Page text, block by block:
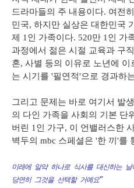
드라마들의 주 내용이다. 여전
민국, 하지만 실상은 대한민국
제 1인 가족이다. 520만 1인 가
과정에서 젊은 시절 교육과 구
혼, 사별 등의 이유로 노년에
는 시기를 '필연적'으로 경과하
그리고 문제는 바로 여기서 발
의 다인 가족을 사회의 기본 단
버린 1인 가구, 이 언밸러스한
벽두의 mbc 스페셜은 '한 끼'를
미래에 알약 하나로 식사를 대신하는 날
당연히 그것을 선택할 거예요”